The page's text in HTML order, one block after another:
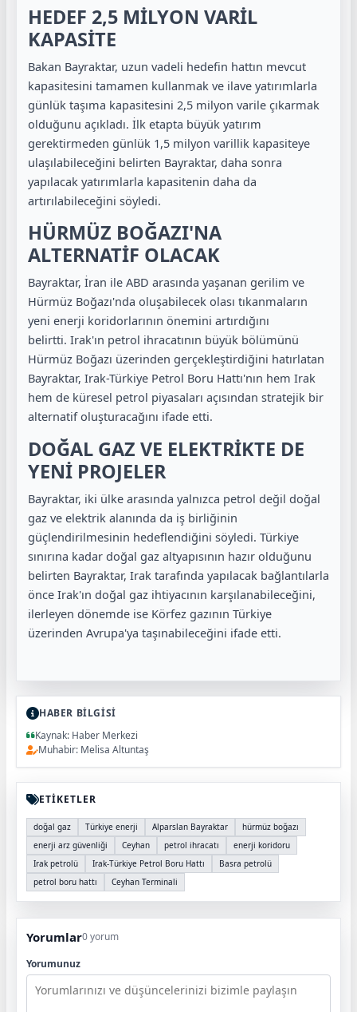
HEDEF 2,5 MİLYON VARİL
KAPASİTE
Bakan Bayraktar, uzun vadeli hedefin hattın mevcut
kapasitesini tamamen kullanmak ve ilave yatırımlarla
günlük taşıma kapasitesini 2,5 milyon varile çıkarmak
olduğunu açıkladı. İlk etapta büyük yatırım
gerektirmeden günlük 1,5 milyon varillik kapasiteye
ulaşılabileceğini belirten Bayraktar, daha sonra
yapılacak yatırımlarla kapasitenin daha da
artırılabileceğini söyledi.
HÜRMÜZ BOĞAZI'NA
ALTERNATİF OLACAK
Bayraktar, İran ile ABD arasında yaşanan gerilim ve
Hürmüz Boğazı'nda oluşabilecek olası tıkanmaların
yeni enerji koridorlarının önemini artırdığını
belirtti. Irak'ın petrol ihracatının büyük bölümünü
Hürmüz Boğazı üzerinden gerçekleştirdiğini hatırlatan
Bayraktar, Irak-Türkiye Petrol Boru Hattı'nın hem Irak
hem de küresel petrol piyasaları açısından stratejik bir
alternatif oluşturacağını ifade etti.
DOĞAL GAZ VE ELEKTRİKTE DE
YENİ PROJELER
Bayraktar, iki ülke arasında yalnızca petrol değil doğal
gaz ve elektrik alanında da iş birliğinin
güçlendirilmesinin hedeflendiğini söyledi. Türkiye
sınırına kadar doğal gaz altyapısının hazır olduğunu
belirten Bayraktar, Irak tarafında yapılacak bağlantılarla
önce Irak'ın doğal gaz ihtiyacının karşılanabileceğini,
ilerleyen dönemde ise Körfez gazının Türkiye
üzerinden Avrupa'ya taşınabileceğini ifade etti.
HABER BİLGİSİ
Kaynak: Haber Merkezi
Muhabir: Melisa Altuntaş
ETİKETLER
doğal gaz Türkiye enerji Alparslan Bayraktar
hürmüz boğazı
enerji arz güvenliği
Ceyhan petrol ihracatı
enerji koridoru
Irak petrolü
Irak-Türkiye Petrol Boru Hattı
Basra petrolü
petrol boru hattı
Ceyhan Terminali
Yorumlar0 yorum
Yorumunuz